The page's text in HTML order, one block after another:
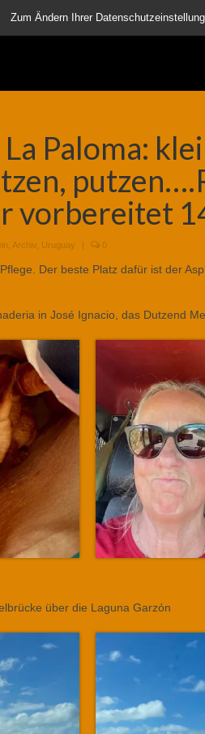
Unsere Rappelkiste Länder
Paloma:
vorbereitet
Archiv Uruguay | 0
Der beste Platz dafür ist der
in José Ignacio, das Dutzend
über die Laguna Garzón
Zum Ändern Ihrer